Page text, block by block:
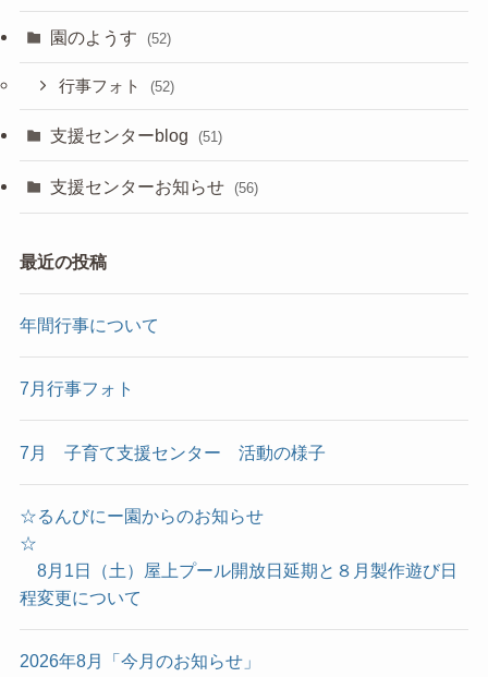
園のようす (52)
行事フォト (52)
支援センターblog (51)
支援センターお知らせ (56)
最近の投稿
年間行事について
7月行事フォト
7月 子育て支援センター 活動の様子
☆るんびにー園からのお知らせ
☆
8月1日（土）屋上プール開放日延期と８月製作遊び日
程変更について
2026年8月「今月のお知らせ」